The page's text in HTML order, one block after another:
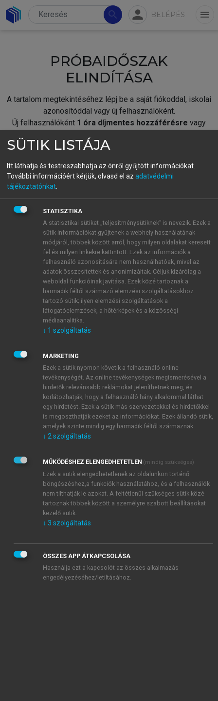
search person BELÉPÉS menu
PRÓBAIDŐSZAK
ELINDÍTÁSA
A tartalom megtekintéséhez lépj be a saját fiókoddal, iskolai
azonosítóddal vagy új felhasználóként.
Új felhasználóként 1 óra díjmentes hozzáférésre vagy
fiókoddal,vagy hozz létre új fiókot.
A regisztráció után apróbaidőszakautomatikusan
BELÉPÉS SAJÁT FIÓKKAL
ÚJ FIÓK LÉTREHOZÁSA
1 óra díjmentes hozzáférés
E-MAIL-CÍM
JELSZÓ
JELSZÓ ÚJRA
Kérek értesítést a MeRSZ újdonságairól, akcióiról.
Kérek értesítést az Akadémiai Kiadó Zrt. újdonságairól,
Adatkezelési tájékoztatóbanfoglaltakat tudomásul
veszem és elfogadom.
Általános vásárlási feltételeket, valamint a szotar.netés a
mersz.huoldalak licencszerződéseiben foglaltakat
tudomásul veszem és elfogadom.
KIPRÓBÁLOM
SÜTIK LISTÁJA
Itt láthatja és testreszabhatja az önről gyűjtött információkat.
További információért kérjük, olvasd el az adatvédelmi
tájékoztatónkat
STATISZTIKA
A statisztikai sütiket „teljesítménysütiknek” is nevezik. Ezek a
sütik információkat gyűjtenek a webhely használatának
módjáról, többek között arról, hogy milyen oldalakat keresett
fel és milyen linkekre kattintott. Ezek az információk a
felhasználó azonosítására nem használhatóak, mivel az
adatok összesítettek és anonimizáltak. Céljuk kizárólag a
weboldal funkcióinak javítása. Ezek közé tartoznak a
harmadik féltől származó elemzési szolgáltatásokhoz
tartozó sütik; ilyen elemzési szolgáltatások a
látogatóelemzések, a hőtérképek és a közösségi
médiaanalitika.
↓ 1 szolgáltatás
MARKETING
Ezek a sütik nyomon követik a felhasználó online
tevékenységét. Az online tevékenységek megismerésével a
hirdetők relevánsabb reklámokat jeleníthetnek meg, és
korlátozhatják, hogy a felhasználó hány alkalommal láthat
egy hirdetést. Ezek a sütik más szervezetekkel és hirdetőkkel
is megoszthatják ezeket az információkat. Ezek állandó sütik,
amelyek szinte mindig egy harmadik féltől származnak.
↓ 2 szolgáltatás
MŰKÖDÉSHEZ ELENGEDHETETLEN (mindig szükséges)
Ezek a sütik elengedhetetlenek az oldalunkon történő
böngészéshez,a funkciók használatához, és a felhasználók
nem tilthatják le azokat. A feltétlenül szükséges sütik közé
tartoznak többek között a személyre szabott beállításokat
kezelő sütik.
↓ 3 szolgáltatás
ÖSSZES APP ÁTKAPCSOLÁSA
Használja ezt a kapcsolót az összes alkalmazás
engedélyezéséhez/letiltásához.